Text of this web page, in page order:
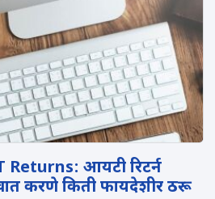
आयटी रिटर्न
करणे किती फायदेशीर ठरू